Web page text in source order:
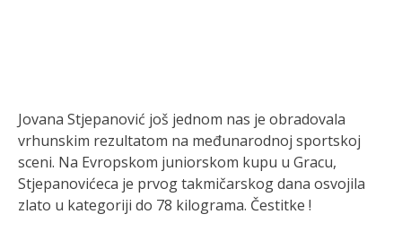
Jovana Stjepanović još jednom nas je obradovala
vrhunskim rezultatom na međunarodnoj sportskoj
sceni. Na Evropskom juniorskom kupu u Gracu,
Stjepanovićeca je prvog takmičarskog dana osvojila
zlato u kategoriji do 78 kilograma. Čestitke !